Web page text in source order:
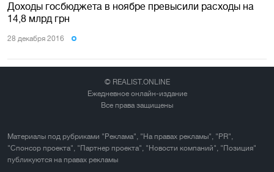
Доходы госбюджета в ноябре превысили расходы на
14,8 млрд грн
28 декабря 2016
© REALIST.ONLINE
Ежедневное онлайн-издание
Все права защищены
Материалы под рубриками "Реклама", "На правах рекламы", "PR",
"Спонсор проекта", "Партнер проекта", "Новости компаний", "Позиция"
публикуются на правах рекламы